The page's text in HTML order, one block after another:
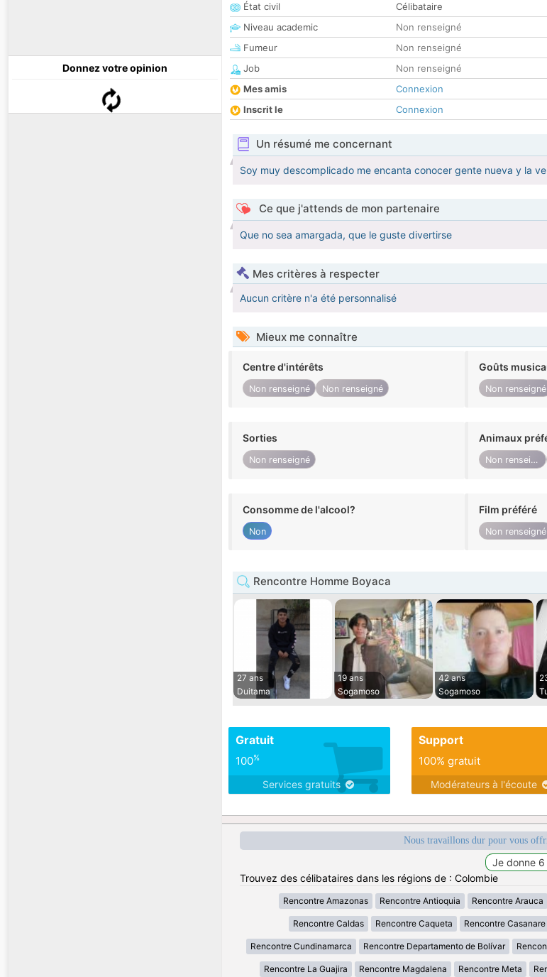
Donnez votre opinion
État civil
Célibataire
Niveau academic
Non renseigné
Fumeur
Non renseigné
Job
Non renseigné
Mes amis
Connexion
Inscrit le
Connexion
Un résumé me concernant
Soy muy descomplicado me encanta conocer gente nueva y la
Ce que j'attends de mon partenaire
Que no sea amargada, que le guste divertirse
Mes critères à respecter
Aucun critère n'a été personnalisé
Mieux me connaître
Centre d'intérêts
Non renseigné Non renseigné
Goûts
Non renseigné
Sorties
Non renseigné
Animaux
Non renseigné
Consomme de l'alcool?
Non
Film préféré
Non renseigné
Rencontre Homme Boyaca
27 ans
Duitama
19 ans
Sogamoso
42 ans
Sogamoso
Gratuit
100%
Services gratuits
Support
100% gratuit
Modérateurs à l'écoute
Nous travaillons dur pour vous
Trouvez des célibataires dans les régions de : Colombie
Rencontre Amazonas Rencontre Antioquia Rencontre Arauca
Rencontre Caldas Rencontre Caqueta Rencontre Casanare
Rencontre Cundinamarca Rencontre Departamento de Bolívar
Rencontre La Guajira Rencontre Magdalena Rencontre Meta